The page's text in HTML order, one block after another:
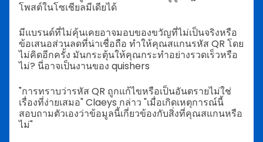
โพสต์ในโซเชียลมีเดียได้
มีแบรนด์ที่ไม่คุ้นเคยอาจมอบของขวัญที่ไม่เป็นจริงหรือ
ข้อเสนอส่วนลดที่น่าเชื่อถือ ทำให้คุณสแกนรหัส QR โดย
ไม่คิดอีกครั้ง มันกระตุ้นให้คุณกระทำอย่างรวดเร็วหรือ
ไม่? นี่อาจเป็นงานของ quishers
"การทราบว่ารหัส QR ถูกแก้ไขหรือเป็นอันตรายไม่ใช่
เรื่องที่ง่ายเสมอ" Claeys กล่าว "เมื่อเกิดเหตุการณ์นี้
สอบถามตัวเองว่าข้อมูลนี้เกี่ยวข้องกับสิ่งที่คุณสแกนหรือ
ไม่"